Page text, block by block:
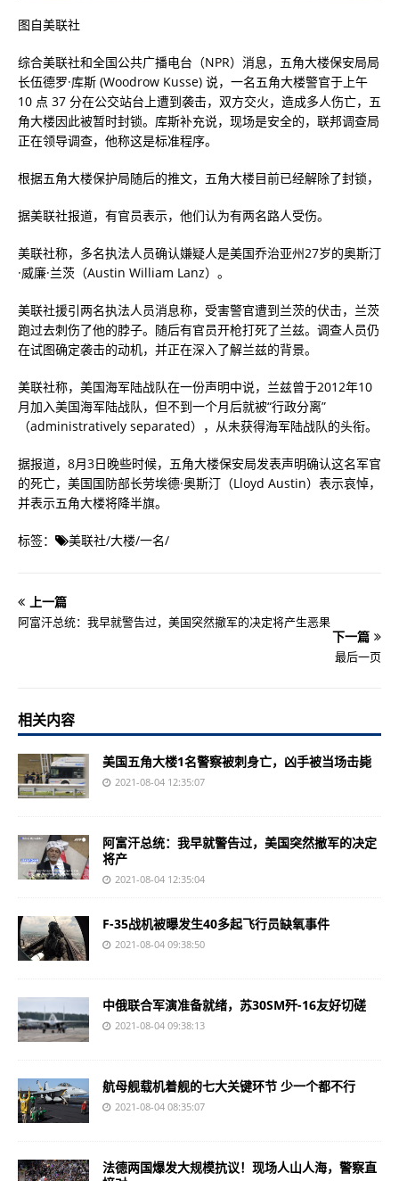
图自美联社
综合美联社和全国公共广播电台（NPR）消息，五角大楼保安局局
长伍德罗·库斯 (Woodrow Kusse) 说，一名五角大楼警官于上午
10 点 37 分在公交站台上遭到袭击，双方交火，造成多人伤亡，五
角大楼因此被暂时封锁。库斯补充说，现场是安全的，联邦调查局
正在领导调查，他称这是标准程序。
根据五角大楼保护局随后的推文，五角大楼目前已经解除了封锁，
据美联社报道，有官员表示，他们认为有两名路人受伤。
美联社称，多名执法人员确认嫌疑人是美国乔治亚州27岁的奥斯汀
·威廉·兰茨（Austin William Lanz）。
美联社援引两名执法人员消息称，受害警官遭到兰茨的伏击，兰茨
跑过去刺伤了他的脖子。随后有官员开枪打死了兰兹。调查人员仍
在试图确定袭击的动机，并正在深入了解兰兹的背景。
美联社称，美国海军陆战队在一份声明中说，兰兹曾于2012年10
月加入美国海军陆战队，但不到一个月后就被“行政分离”
（administratively separated），从未获得海军陆战队的头衔。
据报道，8月3日晚些时候，五角大楼保安局发表声明确认这名军官
的死亡，美国国防部长劳埃德·奥斯汀（Lloyd Austin）表示哀悼，
并表示五角大楼将降半旗。
标签： 美联社/大楼/一名/
上一篇
阿富汗总统：我早就警告过，美国突然撤军的决定将产生恶果
下一篇
最后一页
相关内容
美国五角大楼1名警察被刺身亡，凶手被当场击毙
2021-08-04 12:35:07
阿富汗总统：我早就警告过，美国突然撤军的决定
将产
2021-08-04 12:35:04
F-35战机被曝发生40多起飞行员缺氧事件
2021-08-04 09:38:50
中俄联合军演准备就绪，苏30SM歼-16友好切磋
2021-08-04 09:38:13
航母舰载机着舰的七大关键环节 少一个都不行
2021-08-04 08:35:07
法德两国爆发大规模抗议！现场人山人海，警察直